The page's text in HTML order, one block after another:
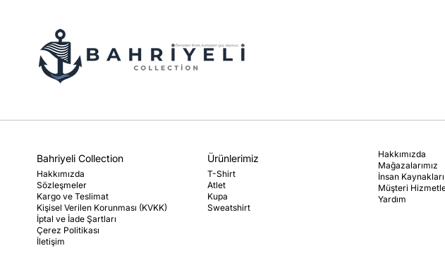
Bahriyeli Collection
Hakkımızda
Sözleşmeler
Kargo ve Teslimat
Kişisel Verilen Korunması (KVKK)
İptal ve İade Şartları
Çerez Politikası
İletişim
Ürünlerimiz
T-Shirt
Atlet
Kupa
Sweatshirt
Hakkımızda
Mağazalarımız
İnsan Kaynakları
Müşteri
Yardım